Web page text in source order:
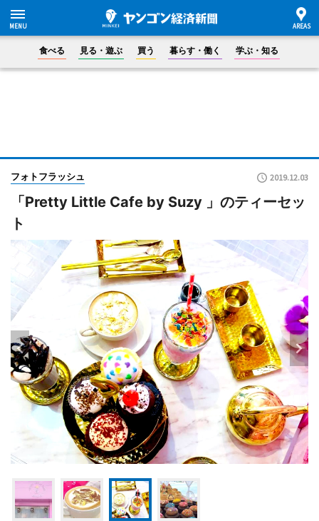
食べる 見る・遊ぶ 買う 暮らす・働く 学ぶ・知る
フォトフラッシュ 2019.12.03
「Pretty Little Cafe by Suzy 」のティーセッ
ト